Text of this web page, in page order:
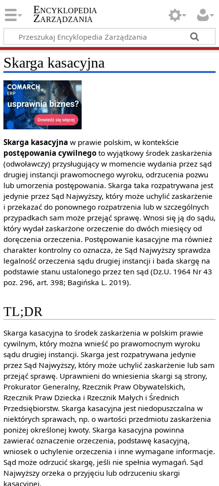
Encyklopedia
Zarządzania
Skarga kasacyjna
Skarga kasacyjna w prawie polskim, w kontekście
postępowania cywilnegoto wyjątkowy środek zaskarżenia
(odwoławczy) przysługujący w momencie wydania przez sąd
drugiej instancji prawomocnego wyroku, odrzucenia pozwu
lub umorzenia postępowania. Skarga taka rozpatrywana jest
jedynie przez Sąd Najwyższy, który może uchylić zaskarżenie
i przekazać do ponownego rozpatrzenia lub w szczególnych
przypadkach sam może przejąć sprawę. Wnosi się ją do sądu,
który wydał zaskarżone orzeczenie do dwóch miesięcy od
doręczenia orzeczenia. Postępowanie kasacyjne ma również
charakter kontrolny co oznacza, że Sąd Najwyższy sprawdza
legalność orzeczenia sądu drugiej instancji i bada skargę na
podstawie stanu ustalonego przez ten sąd (Dz.U. 1964 Nr 43
poz. 296, art. 398; Bagińska L. 2019).
TL;DR
Skarga kasacyjna to środek zaskarżenia w polskim prawie
cywilnym, który można wnieść po prawomocnym wyroku
sądu drugiej instancji. Skarga jest rozpatrywana jedynie
przez Sąd Najwyższy, który może uchylić zaskarżenie lub sam
przejąć sprawę. Uprawnieni do wniesienia skargi są strony,
Prokurator Generalny, Rzecznik Praw Obywatelskich,
Rzecznik Praw Dziecka i Rzecznik Małych i Średnich
Przedsiębiorstw. Skarga kasacyjna jest niedopuszczalna w
niektórych sprawach, np. o wartości przedmiotu zaskarżenia
poniżej określonej kwoty. Skarga kasacyjna powinna
zawierać oznaczenie orzeczenia, podstawę kasacyjną,
wniosek o uchylenie orzeczenia i inne wymagane informacje.
Sąd może odrzucić skargę, jeśli nie spełnia wymagań. Sąd
Najwyższy orzeka o przyjęciu lub odrzuceniu skargi
kasacyjnej.